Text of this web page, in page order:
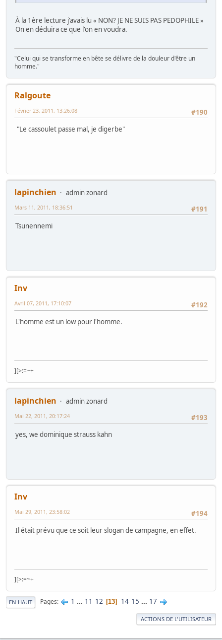
À la 1ère lecture j'avais lu « NON? JE NE SUIS PAS PEDOPHILE »
On en déduira ce que l'on en voudra.
"Celui qui se transforme en bête se délivre de la douleur d'être un
homme."
Ralgoute
#190
Février 23, 2011, 13:26:08
"Le cassoulet passe mal, je digerbe"
lapinchien
admin zonard
#191
Mars 11, 2011, 18:36:51
Tsunennemi
Inv
#192
Avril 07, 2011, 17:10:07
L'homme est un low pour l'homme.
][>:=~+
lapinchien
admin zonard
#193
Mai 22, 2011, 20:17:24
yes, we dominique strauss kahn
Inv
#194
Mai 29, 2011, 23:58:02
Il était prévu que ce soit leur slogan de campagne, en effet.
][>:=~+
EN HAUT Pages 1 ... 11 12 13 14 15 ... 17
ACTIONS DE L'UTILISATEUR